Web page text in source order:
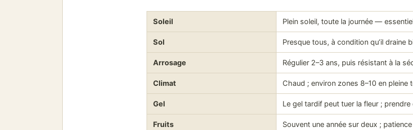
Soleil Plein soleil, toute la journée —
Sol Presque tous, à condition qu’il draine
Arrosage Régulier 2–3 ans, puis résistant à la
Climat Chaud ; environ zones 8–10 en pleine
Gel Le gel tardif peut tuer la fleur ;
Fruits Souvent une année sur deux ; patience